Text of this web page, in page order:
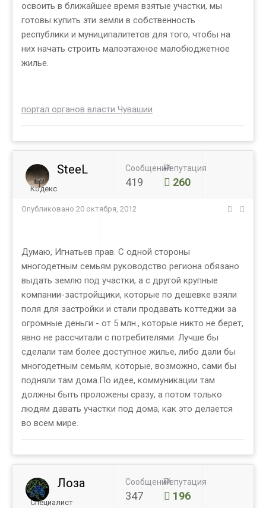
освоить в ближайшее время взятые участки, мы
готовы купить эти земли в собственность
республики и муниципалитетов для того, чтобы на
них начать строить малоэтажное малобюджетное
жилье.
портал органов власти Чувашии
SteeL
Кодекс
Сообщений
419
Репутация
260
Опубликовано 20 октября, 2012
Думаю, Игнатьев прав. С одной стороны
многодетным семьям руководство региона обязано
выдать землю под участки, а с другой крупные
компании-застройщики, которые по дешевке взяли
поля для застройки и стали продавать коттеджи за
огромные деньги - от 5 млн., которые никто не берет,
явно не рассчитали с потребителями. Лучше бы
сделали там более доступное жилье, либо дали бы
многодетным семьям, которые, возможно, сами бы
подняли там дома.По идее, коммуникации там
должны быть проложены сразу, а потом только
людям давать участки под дома, как это делается
во всем мире.
Лоза
Специалист
Сообщений
347
Репутация
196